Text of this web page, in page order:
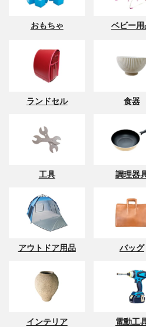
おもちゃ ベビー用
ランドセル 食器
工具 調理器
アウトドア用品 バッグ
インテリア 電動工